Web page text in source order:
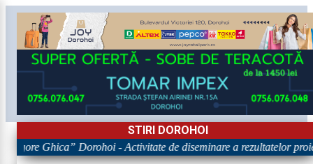
STIRI DOROHOI
Ghica” Dorohoi - Activitate de diseminare a rezultatelor